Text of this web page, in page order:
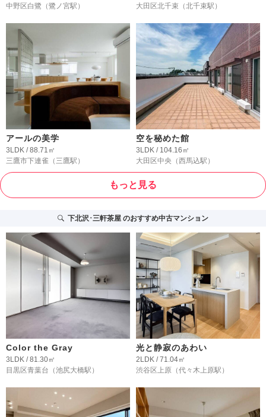
中野区白鷺 （鷺ノ宮駅）
大田区北千束 （北千束駅）
アールの美学
3LDK / 88.71㎡
三鷹市下連雀 （三鷹駅）
空を秘めた館
3LDK / 104.16㎡
大田区中央 （西馬込駅）
もっと見る
下北沢･三軒茶屋のおすすめ中古マンション
Color the Gray
3LDK / 81.30㎡
目黒区青葉台 （池尻大橋駅）
光と静寂のあわい
2LDK / 71.04㎡
渋谷区上原 （代々木上原駅）